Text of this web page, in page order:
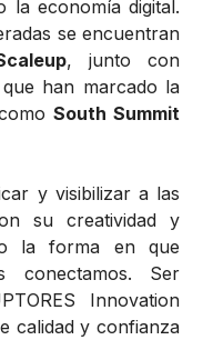
la economía digital.
se encuentran
, junto con
han marcado la
South Summit
y visibilizar a las
su creatividad y
la forma en que
conectamos. Ser
Innovation
calidad y confianza